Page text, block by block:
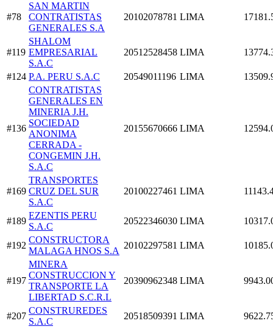
#78
SAN MARTIN
CONTRATISTAS
GENERALES S.A
20102078781 LIMA
#119
SHALOM
EMPRESARIAL
S.A.C
20512528458 LIMA
#124 P.A. PERU S.A.C 20549011196 LIMA
#136
CONTRATISTAS
GENERALES EN
MINERIA J.H.
SOCIEDAD
ANONIMA
CERRADA -
CONGEMIN J.H.
S.A.C
20155670666 LIMA
#169
TRANSPORTES
CRUZ DEL SUR
S.A.C
20100227461 LIMA
#189
EZENTIS PERU
S.A.C
20522346030 LIMA
#192
CONSTRUCTORA
MALAGA HNOS S.A
20102297581 LIMA
#197
MINERA
CONSTRUCCION Y
TRANSPORTE LA
LIBERTAD S.C.R.L
20390962348 LIMA
#207
CONSTRUREDES
S.A.C
20518509391 LIMA